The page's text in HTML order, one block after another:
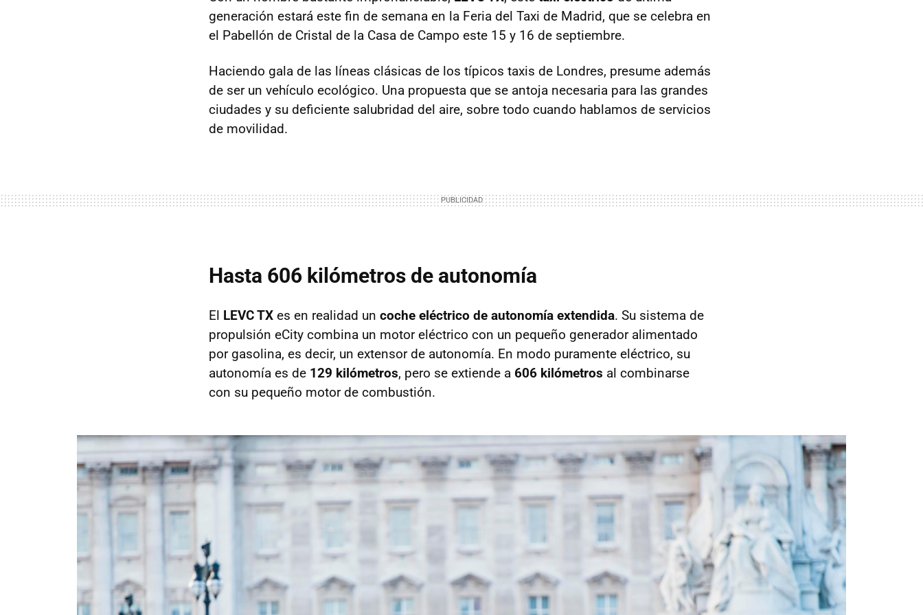
generación estará este fin de semana en la Feria del Taxi de Madrid, que se celebra en
el Pabellón de Cristal de la Casa de Campo este 15 y 16 de septiembre.
Haciendo gala de las líneas clásicas de los típicos taxis de Londres, presume además
de ser un vehículo ecológico. Una propuesta que se antoja necesaria para las grandes
ciudades y su deficiente salubridad del aire, sobre todo cuando hablamos de servicios
de movilidad.
Hasta 606 kilómetros de autonomía
El LEVC TX es en realidad un coche eléctrico de autonomía extendida. Su sistema de
propulsión eCity combina un motor eléctrico con un pequeño generador alimentado
por gasolina, es decir, un extensor de autonomía. En modo puramente eléctrico, su
autonomía es de 129 kilómetros, pero se extiende a 606 kilómetros al combinarse
con su pequeño motor de combustión.